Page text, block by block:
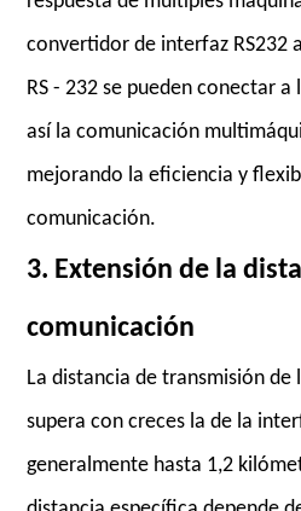
convertidor de interfaz RS232
RS - 232 se pueden conectar a
así la comunicación
mejorando la eficiencia y
comunicación.
3. Extensión de la
comunicación
La distancia de transmisión de
supera con creces la de la
generalmente hasta 1,2